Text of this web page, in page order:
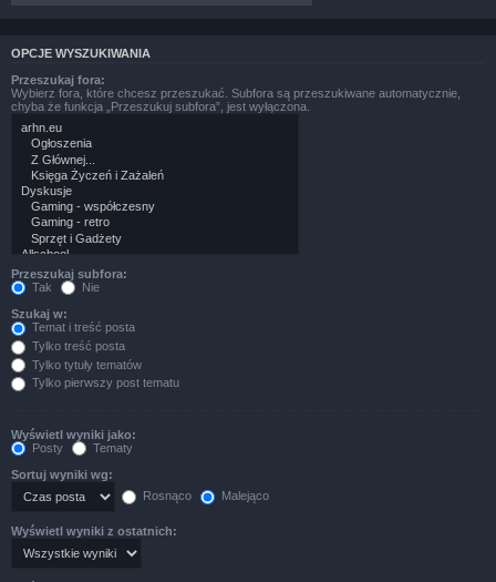
OPCJE WYSZUKIWANIA
Przeszukaj fora:
Wybierz fora, które chcesz przeszukać. Subfora są przeszukiwane automatycznie,
chyba że funkcja „Przeszukuj subfora”, jest wyłączona.
Przeszukaj subfora:
Tak
Nie
Szukaj w:
Temat i treść posta
Tylko treść posta
Tylko tytuły tematów
Tylko pierwszy post tematu
Wyświetl wyniki jako:
Posty
Tematy
Sortuj wyniki wg:
Rosnąco
Malejąco
Wyświetl wyniki z ostatnich: